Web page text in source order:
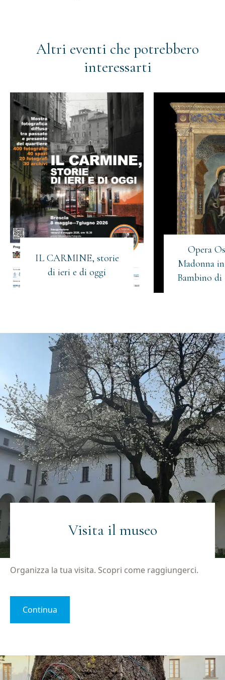
Altri eventi che potrebbero
interessarti
IL CARMINE, storie
di ieri e di oggi
Opera
Madonna
Bambino di
Visita il museo
Organizza la tua visita. Scopri come raggiungerci.
Continua
Iscriviti alla newsletter
Email(Obbligatorio)
Acconsento al trattamento dei dati personali
informativo
(Obbligatorio)